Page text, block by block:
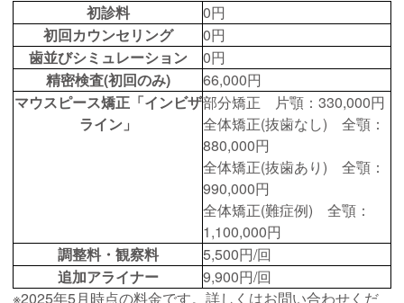
初診料
0円
初回カウンセリング
0円
歯並びシミュレーション
0円
精密検査(初回のみ)
66,000円
マウスピース矯正「インビザ
ライン」
部分矯正 片顎：330,000円
全体矯正(抜歯なし) 全顎：
880,000円
全体矯正(抜歯あり) 全顎：
990,000円
全体矯正(難症例) 全顎：
1,100,000円
調整料・観察料
5,500円/回
追加アライナー
9,900円/回
※2025年5月時点の料金です。詳しくはお問い合わせくだ